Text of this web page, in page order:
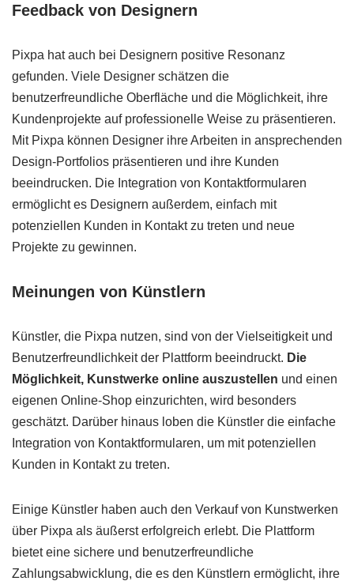
Feedback von Designern
Pixpa hat auch bei Designern positive Resonanz
gefunden. Viele Designer schätzen die
benutzerfreundliche Oberfläche und die Möglichkeit, ihre
Kundenprojekte auf professionelle Weise zu präsentieren.
Mit Pixpa können Designer ihre Arbeiten in ansprechenden
Design-Portfolios präsentieren und ihre Kunden
beeindrucken. Die Integration von Kontaktformularen
ermöglicht es Designern außerdem, einfach mit
potenziellen Kunden in Kontakt zu treten und neue
Projekte zu gewinnen.
Meinungen von Künstlern
Künstler, die Pixpa nutzen, sind von der Vielseitigkeit und
Benutzerfreundlichkeit der Plattform beeindruckt. Die
Möglichkeit, Kunstwerke online auszustellen und einen
eigenen Online-Shop einzurichten, wird besonders
geschätzt. Darüber hinaus loben die Künstler die einfache
Integration von Kontaktformularen, um mit potenziellen
Kunden in Kontakt zu treten.
Einige Künstler haben auch den Verkauf von Kunstwerken
über Pixpa als äußerst erfolgreich erlebt. Die Plattform
bietet eine sichere und benutzerfreundliche
Zahlungsabwicklung, die es den Künstlern ermöglicht, ihre